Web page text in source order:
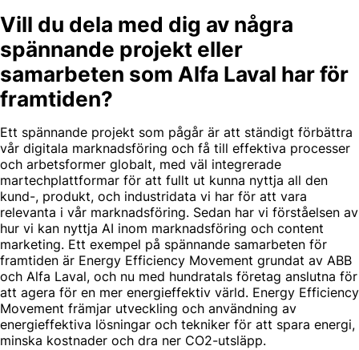
Vill du dela med dig av några
spännande projekt eller
samarbeten som Alfa Laval har för
framtiden?
Ett spännande projekt som pågår är att ständigt förbättra
vår digitala marknadsföring och få till effektiva processer
och arbetsformer globalt, med väl integrerade
martechplattformar för att fullt ut kunna nyttja all den
kund-, produkt, och industridata vi har för att vara
relevanta i vår marknadsföring. Sedan har vi förståelsen av
hur vi kan nyttja AI inom marknadsföring och content
marketing. Ett exempel på spännande samarbeten för
framtiden är Energy Efficiency Movement grundat av ABB
och Alfa Laval, och nu med hundratals företag anslutna för
att agera för en mer energieffektiv värld. Energy Efficiency
Movement främjar utveckling och användning av
energieffektiva lösningar och tekniker för att spara energi,
minska kostnader och dra ner CO2-utsläpp.